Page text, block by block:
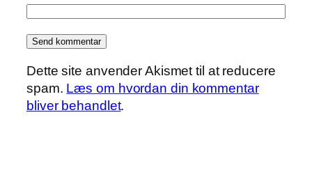
Dette site anvender Akismet til at reducere
spam. Læs om hvordan din kommentar
bliver behandlet.